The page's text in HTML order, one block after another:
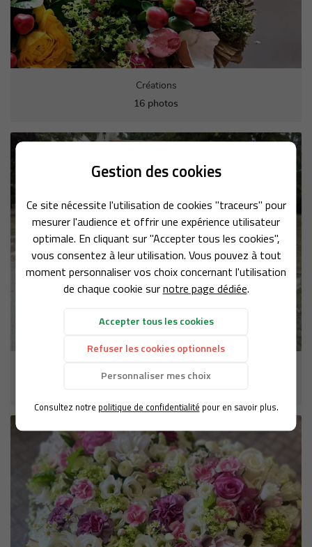
Gestion des cookies
Ce site nécessite l'utilisation de cookies "traceurs" pour
mesurer l'audience et offrir une expérience utilisateur
optimale. En cliquant sur "Accepter tous les cookies",
vous consentez à leur utilisation. Vous pouvez à tout
moment personnaliser vos choix concernant l'utilisation
de chaque cookie surnotre page dédiée.
Accepter tous les cookies
Refuser les cookies optionnels
Personnaliser mes choix
Consultez notre politique de confidentialité pour en savoir plus.
ACCUEIL
UNIVERS
Une question
05 61 99 82
Créations
16 photos